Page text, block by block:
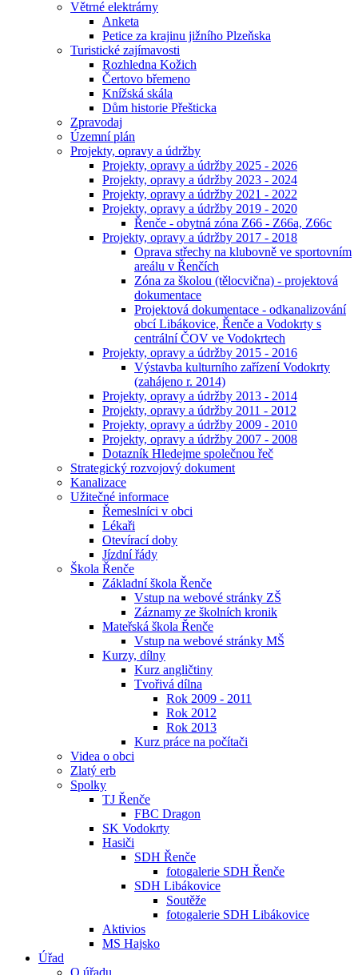
Větrné elektrárny
Anketa
Petice za krajinu jižního Plzeňska
Turistické zajímavosti
Rozhledna Kožich
Čertovo břemeno
Knížská skála
Dům historie Přešticka
Zpravodaj
Územní plán
Projekty, opravy a údržby
Projekty, opravy a údržby 2025 - 2026
Projekty, opravy a údržby 2023 - 2024
Projekty, opravy a údržby 2021 - 2022
Projekty, opravy a údržby 2019 - 2020
Řenče - obytná zóna Z66 - Z66a, Z66c
Projekty, opravy a údržby 2017 - 2018
Oprava střechy na klubovně ve sportovním
areálu v Řenčích
Zóna za školou (tělocvična) - projektová
dokumentace
Projektová dokumentace - odkanalizování
obcí Libákovice, Řenče a Vodokrty s
centrální ČOV ve Vodokrtech
Projekty, opravy a údržby 2015 - 2016
Výstavba kulturního zařízení Vodokrty
(zahájeno r. 2014)
Projekty, opravy a údržby 2013 - 2014
Projekty, opravy a údržby 2011 - 2012
Projekty, opravy a údržby 2009 - 2010
Projekty, opravy a údržby 2007 - 2008
Dotazník Hledejme společnou řeč
Strategický rozvojový dokument
Kanalizace
Užitečné informace
Řemeslníci v obci
Lékaři
Otevírací doby
Jízdní řády
Škola Řenče
Základní škola Řenče
Vstup na webové stránky ZŠ
Záznamy ze školních kronik
Mateřská škola Řenče
Vstup na webové stránky MŠ
Kurzy, dílny
Kurz angličtiny
Tvořivá dílna
Rok 2009 - 2011
Rok 2012
Rok 2013
Kurz práce na počítači
Videa o obci
Zlatý erb
Spolky
TJ Řenče
FBC Dragon
SK Vodokrty
Hasiči
SDH Řenče
fotogalerie SDH Řenče
SDH Libákovice
Soutěže
fotogalerie SDH Libákovice
Aktivios
MS Hajsko
Úřad
O úřadu